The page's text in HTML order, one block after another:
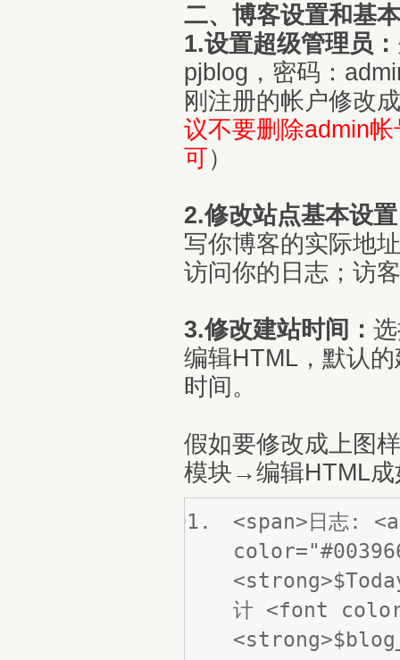
二、博客设置和基
1.设置超级管理员：
pjblog，密码：
刚注册的帐户修改
议不要删除admin
可）
2.修改站点基本设
写你博客的实际地
访问你的日志；访
3.修改建站时间：
编辑HTML，默认
时间。
假如要修改成上图
模块→编辑HTML成
<span>日志:
计 <font